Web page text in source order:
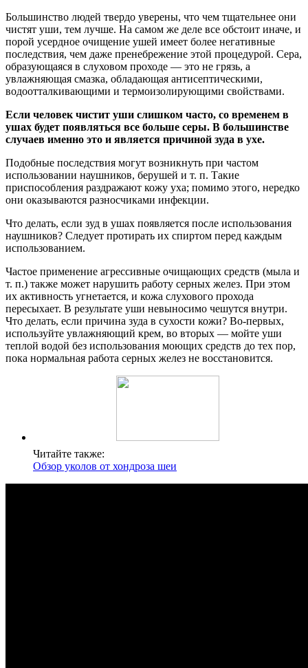
Большинство людей твердо уверены, что чем тщательнее они
чистят уши, тем лучше. На самом же деле все обстоит иначе, и
порой усердное очищение ушей имеет более негативные
последствия, чем даже пренебрежение этой процедурой. Сера,
образующаяся в слуховом проходе — это не грязь, а
увлажняющая смазка, обладающая антисептическими,
водоотталкивающими и термоизолирующими свойствами.
Если человек чистит уши слишком часто, со временем в
ушах будет появляться все больше серы. В большинстве
случаев именно это и является причиной зуда в ухе.
Подобные последствия могут возникнуть при частом
использовании наушников, берушей и т. п. Такие
приспособления раздражают кожу уха; помимо этого, нередко
они оказываются разносчиками инфекции.
Что делать, если зуд в ушах появляется после использования
наушников? Следует протирать их спиртом перед каждым
использованием.
Частое применение агрессивные очищающих средств (мыла и
т. п.) также может нарушить работу серных желез. При этом
их активность угнетается, и кожа слухового прохода
пересыхает. В результате уши невыносимо чешутся внутри.
Что делать, если причина зуда в сухости кожи? Во-первых,
используйте увлажняющий крем, во вторых — мойте уши
теплой водой без использования моющих средств до тех пор,
пока нормальная работа серных желез не восстановится.
Читайте также:
Обзор уколов от хондроза шеи